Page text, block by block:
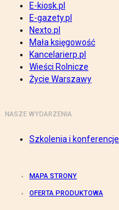
E-kiosk.pl
E-gazety.pl
Nexto.pl
Mała księgowość
Kancelarierp.pl
Wieści Rolnicze
Życie Warszawy
NASZE WYDARZENIA
Szkolenia i konferencje
MAPA STRONY
OFERTA PRODUKTOWA